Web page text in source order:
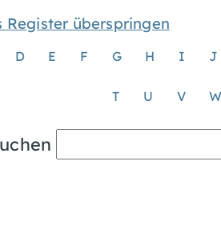
Register überspringen
D E F G H I J
T U V W